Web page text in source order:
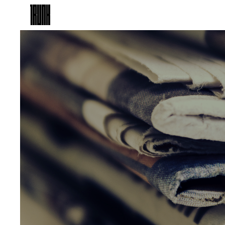
TRUNK
TRUNK（LOUNGE）
TRUNK（STAY）
TRUNK （KITCHEN）
TRUNK（KUSHI）
TRUNK
（STORE）
TRUNK（ONLINE STORE）
TRUNK（MEETINGS & EVENTS）
ABOUT US